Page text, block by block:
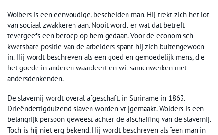
Wolbers is een eenvoudige, bescheiden man. Hij trekt zich het lot
van sociaal zwakkeren aan. Nooit wordt er wat dat betreft
tevergeefs een beroep op hem gedaan. Voor de economisch
kwetsbare positie van de arbeiders spant hij zich buitengewoon
in. Hij wordt beschreven als een goed en gemoedelijk mens, die
het goede in anderen waardeert en wil samenwerken met
andersdenkenden.
De slavernij wordt overal afgeschaft, in Suriname in 1863.
Drieëndertigduizend slaven worden vrijgemaakt. Wolders is een
belangrijk persoon geweest achter de afschaffing van de slavernij.
Toch is hij niet erg bekend. Hij wordt beschreven als “een man in